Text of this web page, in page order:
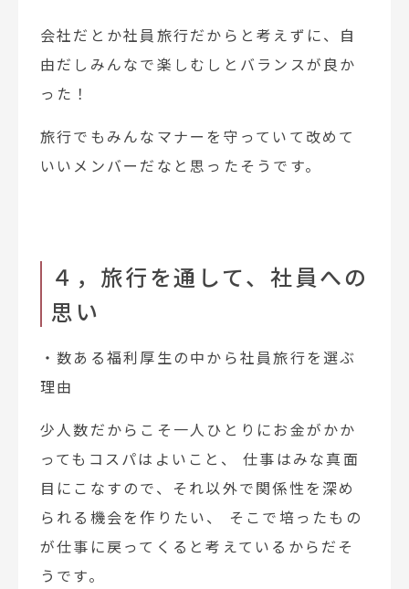
会社だとか社員旅行だからと考えずに、自
由だしみんなで楽しむしとバランスが良か
った！
旅行でもみんなマナーを守っていて改めて
いいメンバーだなと思ったそうです。
４，旅行を通して、社員への
思い
・数ある福利厚生の中から社員旅行を選ぶ
理由
少人数だからこそ一人ひとりにお金がかか
ってもコスパはよいこと、 仕事はみな真面
目にこなすので、それ以外で関係性を深め
られる機会を作りたい、 そこで培ったもの
が仕事に戻ってくると考えているからだそ
うです。